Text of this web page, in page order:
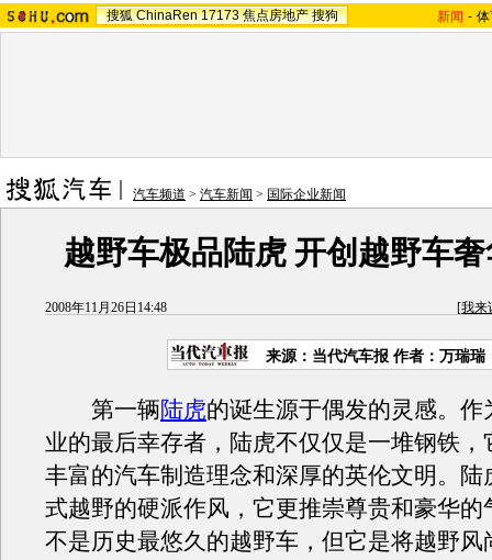
搜狐 ChinaRen 17173 焦点房地产 搜狗 新闻 -
汽车频道 > 汽车新闻 > 国际企业新闻
越野车极品陆虎 开创越野车
2008年11月26日14:48 [我来
来源：当代汽车报 作者：万瑞瑞
第一辆陆虎的诞生源于偶发的灵感。作
业的最后幸存者，陆虎不仅仅是一堆钢铁，
丰富的汽车制造理念和深厚的英伦文明。陆
式越野的硬派作风，它更推崇尊贵和豪华的
不是历史最悠久的越野车，但它是将越野风